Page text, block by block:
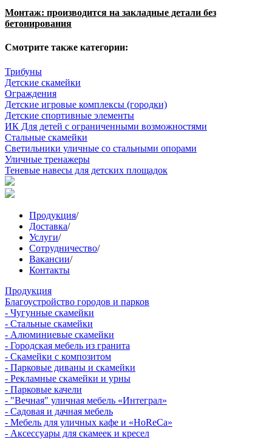
Монтаж: производится на закладные детали без
бетонирования
Смотрите также категории:
Трибуны
Детские скамейки
Ограждения
Детские игровые комплексы (городки)
Детские спортивные элементы
ИК Для детей с ограниченными возможностями
Стальные скамейки
Светильники уличные со стальными опорами
Уличные тренажеры
Теневые навесы для детских площадок
Продукция/
Доставка/
Услуги/
Сотрудничество/
Вакансии/
Контакты
Продукция
Благоустройство городов и парков
- Чугунные скамейки
- Стальные скамейки
- Алюминиевые скамейки
- Городская мебель из гранита
- Скамейки с композитом
- Парковые диваны и скамейки
- Рекламные скамейки и урны
- Парковые качели
- "Вечная" уличная мебель «Интеграл»
- Садовая и дачная мебель
- Мебель для уличных кафе и «HoReCa»
- Аксессуары для скамеек и кресел